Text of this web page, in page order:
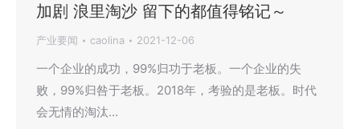
加剧 浪里淘沙 留下的都值得铭记～
产业要闻 caolina 2021-12-06
一个企业的成功，99%归功于老板。一个企业的失
败，99%归咎于老板。2018年，考验的是老板。时代
会无情的淘汰…